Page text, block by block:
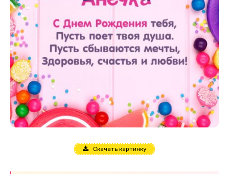
Скачать картинку